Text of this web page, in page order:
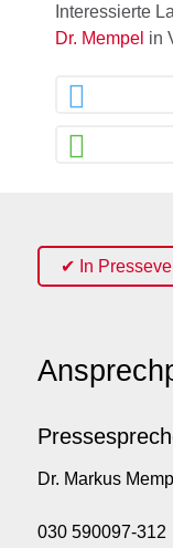
Interessierte
Dr. Mempel in
✔ In
Dr. Markus
030 590097-312